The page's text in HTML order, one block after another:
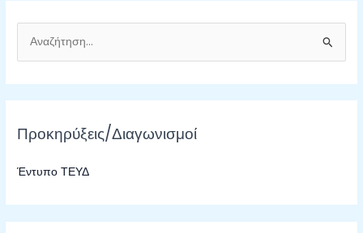
ν
α
ή
η
η
Προκηρύξεις/Διαγωνισμοί
Έντυπο ΤΕΥΔ